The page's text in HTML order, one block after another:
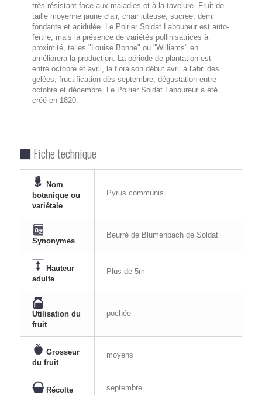
très résistant face aux maladies et à la tavelure. Fruit de
taille moyenne jaune clair, chair juteuse, sucrée, demi
fondante et acidulée. Le Poirier Soldat Laboureur est auto-
fertile, mais la présence de variétés pollinisatrices à
proximité, telles "Louise Bonne" ou "Williams" en
améliorera la production. La période de plantation est
entre octobre et avril, la floraison début avril à l'abri des
gelées, fructification dès septembre, dégustation entre
octobre et décembre. Le Poirier Soldat Laboureur a été
créé en 1820.
Fiche technique
Nom
botanique ou
variétale
Pyrus communis
Synonymes
Beurré de Blumenbach de Soldat
Hauteur
adulte
Plus de 5m
Utilisation du
fruit
pochée
Grosseur
du fruit
moyens
Récolte septembre